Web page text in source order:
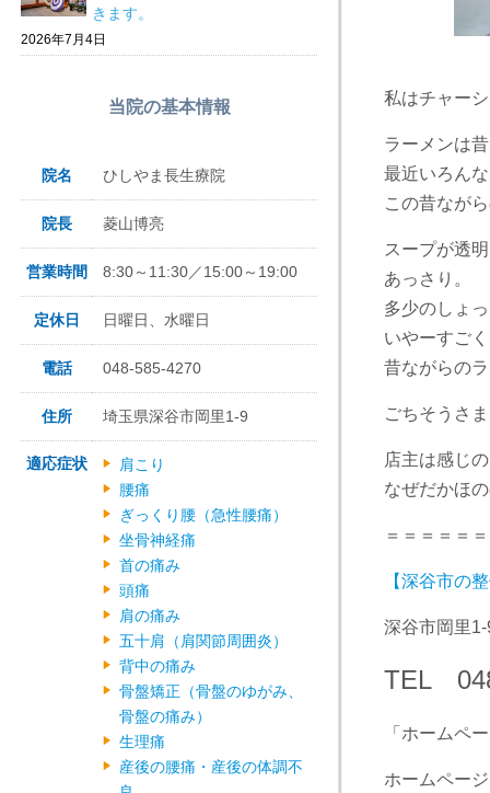
私はチャー
ラーメンは
最近いろん
この昔なが
スープが透
あっさり。
多少のしょ
いやーすご
昔ながらの
ごちそうさ
店主は感じ
なぜだかほ
＝＝＝＝＝
【深谷市の
深谷市岡里
TEL
「ホームペ
ホームペー
きます。
2026年7月4日
当院の基本情報
院名 ひしやま長生療院
院長 菱山博亮
営業時間 8:30～11:30／15:00～19:00
定休日 日曜日、水曜日
電話 048-585-4270
住所 埼玉県深谷市岡里1-9
適応症状
肩こり
腰痛
ぎっくり腰（急性腰痛）
坐骨神経痛
首の痛み
頭痛
肩の痛み
五十肩（肩関節周囲炎）
背中の痛み
骨盤矯正（骨盤のゆがみ、
骨盤の痛み）
生理痛
産後の腰痛・産後の体調不